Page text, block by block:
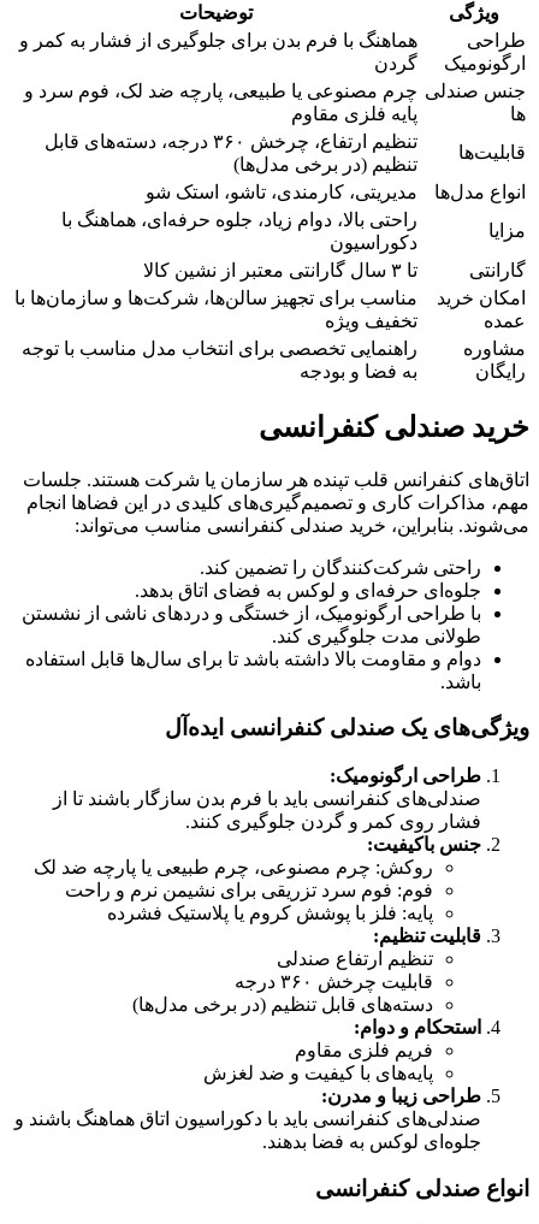
ویژگی
توضیحات
طراحی
ارگونومیک
هماهنگ با فرم بدن برای جلوگیری از فشار به کمر و
گردن
جنس صندلی
ها
چرم مصنوعی یا طبیعی، پارچه ضد لک، فوم سرد و
پایه فلزی مقاوم
قابلیت‌ها
تنظیم ارتفاع، چرخش ۳۶۰ درجه، دسته‌های قابل
تنظیم (در برخی مدل‌ها)
انواع مدل‌ها
مدیریتی، کارمندی، تاشو، استک شو
مزایا
راحتی بالا، دوام زیاد، جلوه حرفه‌ای، هماهنگ با
دکوراسیون
گارانتی
تا ۳ سال گارانتی معتبر از نشین کالا
امکان خرید
عمده
مناسب برای تجهیز سالن‌ها، شرکت‌ها و سازمان‌ها با
تخفیف ویژه
مشاوره
رایگان
راهنمایی تخصصی برای انتخاب مدل مناسب با توجه
به فضا و بودجه
خرید صندلی کنفرانسی
اتاق‌های کنفرانس قلب تپنده هر سازمان یا شرکت هستند. جلسات
مهم، مذاکرات کاری و تصمیم‌گیری‌های کلیدی در این فضاها انجام
می‌شوند. بنابراین، خرید صندلی کنفرانسی مناسب می‌تواند:
راحتی شرکت‌کنندگان را تضمین کند.
جلوه‌ای حرفه‌ای و لوکس به فضای اتاق بدهد.
با طراحی ارگونومیک، از خستگی و دردهای ناشی از نشستن
طولانی مدت جلوگیری کند.
دوام و مقاومت بالا داشته باشد تا برای سال‌ها قابل استفاده
باشد.
ویژگی‌های یک صندلی کنفرانسی ایده‌آل
طراحی ارگونومیک:
صندلی‌های کنفرانسی باید با فرم بدن سازگار باشند تا از
فشار روی کمر و گردن جلوگیری کنند.
جنس باکیفیت:
روکش: چرم مصنوعی، چرم طبیعی یا پارچه ضد لک
فوم: فوم سرد تزریقی برای نشیمن نرم و راحت
پایه: فلز با پوشش کروم یا پلاستیک فشرده
قابلیت تنظیم:
تنظیم ارتفاع صندلی
قابلیت چرخش ۳۶۰ درجه
دسته‌های قابل تنظیم (در برخی مدل‌ها)
استحکام و دوام:
فریم فلزی مقاوم
پایه‌های با کیفیت و ضد لغزش
طراحی زیبا و مدرن:
صندلی‌های کنفرانسی باید با دکوراسیون اتاق هماهنگ باشند و
جلوه‌ای لوکس به فضا بدهند.
انواع صندلی کنفرانسی